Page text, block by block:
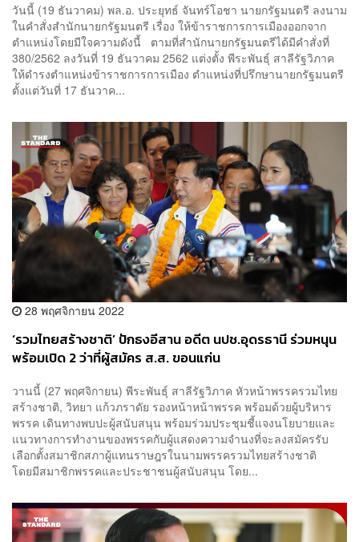
วันนี้ (19 ธันวาคม) พล.อ. ประยุทธ์ จันทร์โอชา นายกรัฐมนตรี ลงนาม
ในคำสั่งสำนักนายกรัฐมนตรี เรื่อง ให้ข้าราชการการเมืองออกจาก
ตำแหน่งโดยมีใจความดังนี้ ตามที่สำนักนายกรัฐมนตรีได้มีคำสั่งที่
380/2562 ลงวันที่ 19 ธันวาคม 2562 แต่งตั้ง พีระพันธุ์ สาลีรัฐวิภาค
ให้ดำรงตำแหน่งข้าราชการการเมือง ตำแหน่งที่ปรึกษานายกรัฐมนตรี
ตั้งแต่วันที่ 17 ธันวาค...
28 พฤศจิกายน 2022
‘รวมไทยสร้างชาติ’ ปักธงอีสาน อดีต นปช.อุดรธานี ร่วมหนุน
พร้อมเปิด 2 ว่าที่ผู้สมัคร ส.ส. ขอนแก่น
วานนี้ (27 พฤศจิกายน) พีระพันธุ์ สาลีรัฐวิภาค หัวหน้าพรรครวมไทย
สร้างชาติ, วิทยา แก้วภราดัย รองหน้าหน้าพรรค พร้อมด้วยผู้บริหาร
พรรค เดินทางพบปะผู้สนับสนุน พร้อมร่วมประชุมชี้แจงนโยบายและ
แนวทางการทำงานของพรรคกับผู้แสดงความจำนงที่จะลงสมัครรับ
เลือกตั้งสมาชิกสภาผู้แทนราษฎรในนามพรรครวมไทยสร้างชาติ
โดยมีสมาชิกพรรคและประชาชนผู้สนับสนุน โดย...